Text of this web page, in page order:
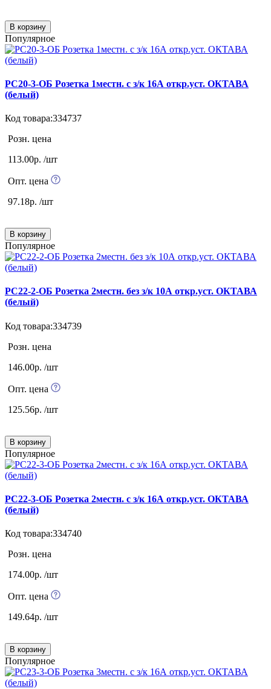
В корзину
Популярное
РС20-3-ОБ Розетка 1местн. c з/к 16А откр.уст. ОКТАВА
(белый)
Код товара:334737
Розн. цена
113.00р. /шт
Опт. цена
97.18р. /шт
В корзину
Популярное
РС22-2-ОБ Розетка 2местн. без з/к 10А откр.уст. ОКТАВА
(белый)
Код товара:334739
Розн. цена
146.00р. /шт
Опт. цена
125.56р. /шт
В корзину
Популярное
РС22-3-ОБ Розетка 2местн. с з/к 16А откр.уст. ОКТАВА
(белый)
Код товара:334740
Розн. цена
174.00р. /шт
Опт. цена
149.64р. /шт
В корзину
Популярное